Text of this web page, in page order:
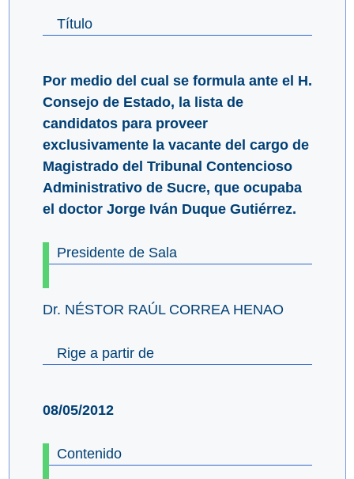
Título
Por medio del cual se formula ante el H.
Consejo de Estado, la lista de
candidatos para proveer
exclusivamente la vacante del cargo de
Magistrado del Tribunal Contencioso
Administrativo de Sucre, que ocupaba
el doctor Jorge Iván Duque Gutiérrez.
Presidente de Sala
Dr. NÉSTOR RAÚL CORREA HENAO
Rige a partir de
08/05/2012
Contenido